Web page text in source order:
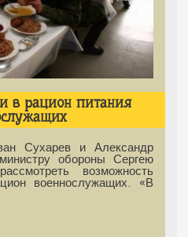
в рацион питания
Сухарев и Александр
обороны Сергею
возможность
военнослужащих. «В